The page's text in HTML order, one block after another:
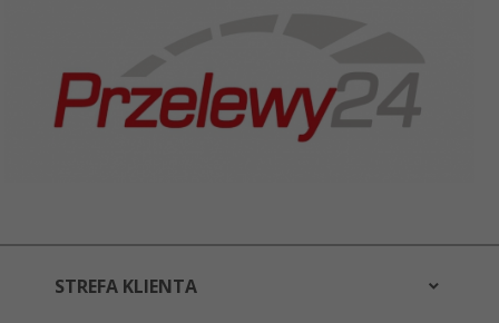
STREFA KLIENTA